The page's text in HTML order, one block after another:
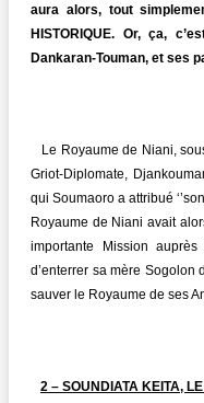
aura alors, tout
HISTORIQUE. Or, ça,
Dankaran-Touman, et ses
Le Royaume de Niani,
Griot-Diplomate,
qui Soumaoro a attribué
Royaume de Niani avait
importante Mission
d’enterrer sa mère Sogolon
sauver le Royaume de ses
2 – SOUNDIATA KEITA,